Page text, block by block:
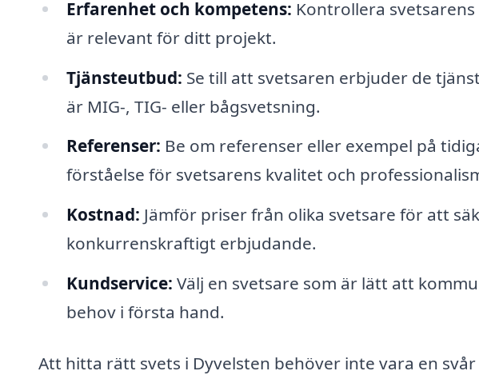
Erfarenhet och kompetens: Kontrollera
är relevant för ditt projekt.
Tjänsteutbud: Se till att svetsaren erbjuder de
är MIG-, TIG- eller bågsvetsning.
Referenser: Be om referenser eller exempel på
förståelse för svetsarens kvalitet och
Kostnad: Jämför priser från olika svetsare för att
konkurrenskraftigt erbjudande.
Kundservice: Välj en svetsare som är lätt att
behov i första hand.
Att hitta rätt svets i Dyvelsten behöver inte vara en